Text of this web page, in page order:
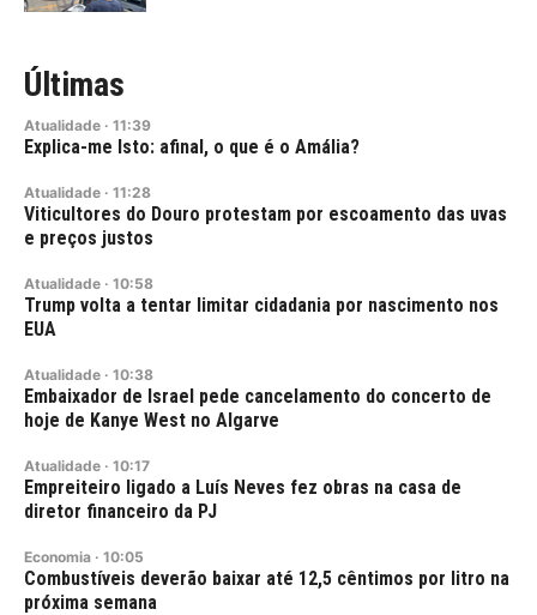
Últimas
Atualidade · 11:39
Explica-me Isto: afinal, o que é o Amália?
Atualidade · 11:28
Viticultores do Douro protestam por escoamento das uvas
e preços justos
Atualidade · 10:58
Trump volta a tentar limitar cidadania por nascimento nos
EUA
Atualidade · 10:38
Embaixador de Israel pede cancelamento do concerto de
hoje de Kanye West no Algarve
Atualidade · 10:17
Empreiteiro ligado a Luís Neves fez obras na casa de
diretor financeiro da PJ
Economia · 10:05
Combustíveis deverão baixar até 12,5 cêntimos por litro na
próxima semana